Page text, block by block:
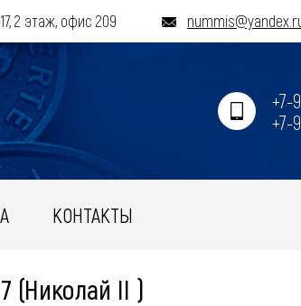
2 этаж, офис 209
+7-
+7-
КОНТАКТЫ
(Николай II )